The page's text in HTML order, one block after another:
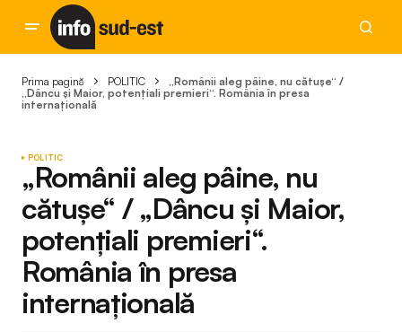
Prima pagină POLITIC
„Românii aleg pâine, nu cătușe“ /
„Dâncu și Maior, potențiali premieri“. România în presa
internațională
POLITIC
„Românii aleg pâine, nu
cătușe“ / „Dâncu și Maior,
potențiali premieri“.
România în presa
internațională